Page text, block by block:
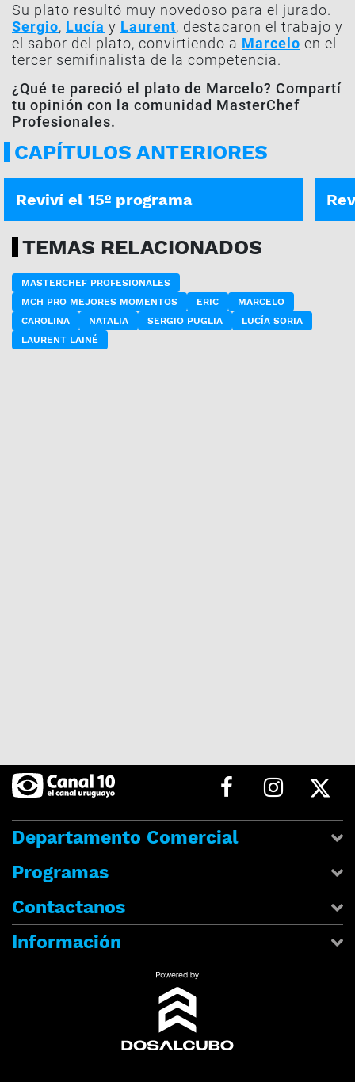
Su plato resultó muy novedoso para el jurado.
Sergio, Lucía y Laurent, destacaron el trabajo y
el sabor del plato, convirtiendo a Marcelo en el
tercer semifinalista de la competencia.
¿Qué te pareció el plato de Marcelo? Compartí
tu opinión con la comunidad MasterChef
Profesionales.
CAPÍTULOS ANTERIORES
PROGRAMA COMPLETO
Reviví el 15º programa
TEMAS RELACIONADOS
MASTERCHEF PROFESIONALES
MCH PRO MEJORES MOMENTOS
ERIC
MARCELO
CAROLINA
NATALIA SERGIO PUGLIA
LUCÍA SORIA
LAURENT LAINÉ
Departamento Comercial
Programas
Contactanos
Información